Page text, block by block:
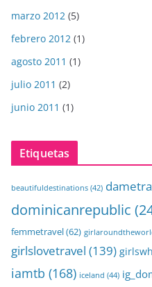
marzo 2012 (5)
febrero 2012 (1)
agosto 2011 (1)
julio 2011 (2)
junio 2011 (1)
Etiquetas
beautifuldestinations (42)
dominicanrepublic
femmetravel(62)
girlslovetravel (139)
iamtb (168) iceland (44)